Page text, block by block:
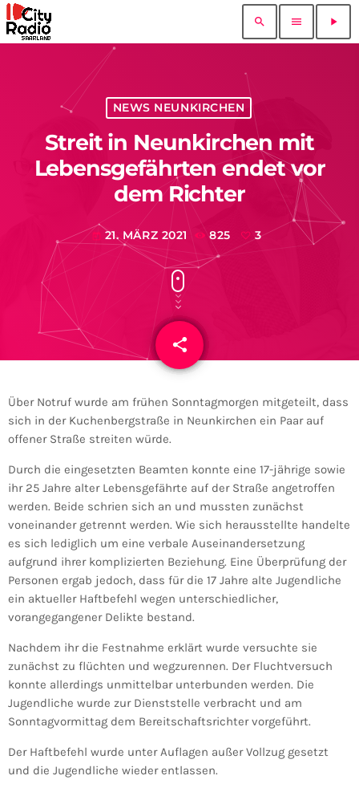
search menu play_arrow
NEWS NEUNKIRCHEN
Streit in Neunkirchen mit
Lebensgefährten endet vor
dem Richter
today 21. MÄRZ 2021 825 3
share
email
Über Notruf wurde am frühen Sonntagmorgen mitgeteilt, dass
sich in der Kuchenbergstraße in Neunkirchen ein Paar auf
offener Straße streiten würde.
Durch die eingesetzten Beamten konnte eine 17-jährige sowie
ihr 25 Jahre alter Lebensgefährte auf der Straße angetroffen
werden. Beide schrien sich an und mussten zunächst
voneinander getrennt werden. Wie sich herausstellte handelte
es sich lediglich um eine verbale Auseinandersetzung
aufgrund ihrer komplizierten Beziehung. Eine Überprüfung der
Personen ergab jedoch, dass für die 17 Jahre alte Jugendliche
ein aktueller Haftbefehl wegen unterschiedlicher,
vorangegangener Delikte bestand.
Nachdem ihr die Festnahme erklärt wurde versuchte sie
zunächst zu flüchten und wegzurennen. Der Fluchtversuch
konnte allerdings unmittelbar unterbunden werden. Die
Jugendliche wurde zur Dienststelle verbracht und am
Sonntagvormittag dem Bereitschaftsrichter vorgeführt.
Der Haftbefehl wurde unter Auflagen außer Vollzug gesetzt
und die Jugendliche wieder entlassen.